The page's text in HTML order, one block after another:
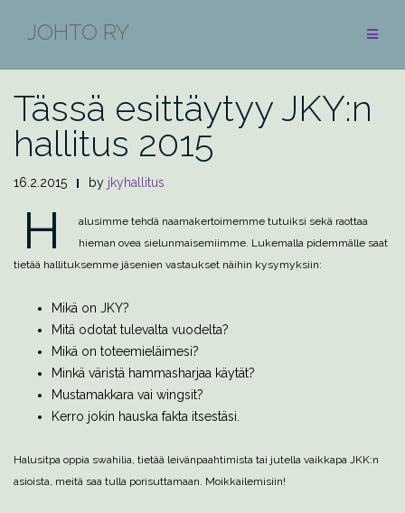
JOHTO RY
BLOGI
Tässä esittäytyy JKY:n
hallitus 2015
16.2.2015 by jkyhallitus
H
alusimme tehdä naamakertoimemme tutuiksi sekä raottaa
hieman ovea sielunmaisemiimme. Lukemalla pidemmälle saat
tietää hallituksemme jäsenien vastaukset näihin kysymyksiin:
Mikä on JKY?
Mitä odotat tulevalta vuodelta?
Mikä on toteemieläimesi?
Minkä väristä hammasharjaa käytät?
Mustamakkara vai wingsit?
Kerro jokin hauska fakta itsestäsi.
Halusitpa oppia swahilia, tietää leivänpaahtimista tai jutella vaikkapa JKK:n
asioista, meitä saa tulla porisuttamaan. Moikkailemisiin!